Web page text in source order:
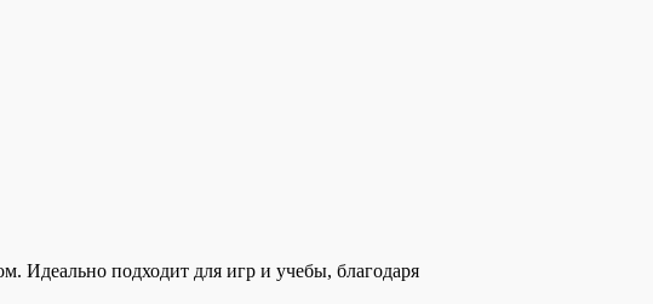
Идеально подходит для игр и учебы, благодаря